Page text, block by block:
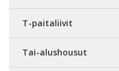
T-paitaliivit
Tai-alushousut